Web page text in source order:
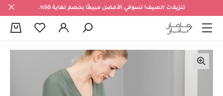
تنزيلات الصيف! تسوقي الأفضل مبيعًا بخصم لغاية 50%.